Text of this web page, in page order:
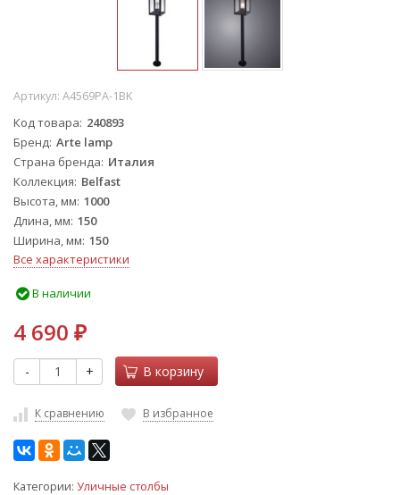
Артикул: A4569PA-1BK
Код товара 240893
Бренд Arte lamp
Страна бренда Италия
Коллекция Belfast
Высота, мм 1000
Длина, мм 150
Ширина, мм 150
Все характеристики
В наличии
4 690 ₽
- + В корзину
К сравнению В избранное
Категории: Уличные столбы